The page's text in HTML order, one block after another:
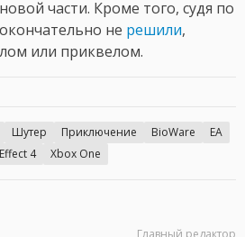
части. Кроме того, судя по
не решили,
или приквелом.
Шутер Приключение BioWare
EA
4 Xbox One